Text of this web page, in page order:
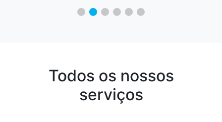
Todos os nossos
serviços